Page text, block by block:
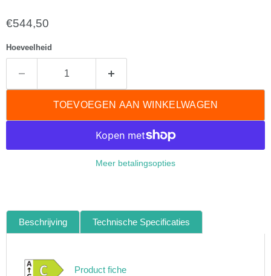
Huidige prijs
€544,50
Hoeveelheid
TOEVOEGEN AAN WINKELWAGEN
Meer betalingsopties
Beschrijving Technische Specificaties
Product fiche